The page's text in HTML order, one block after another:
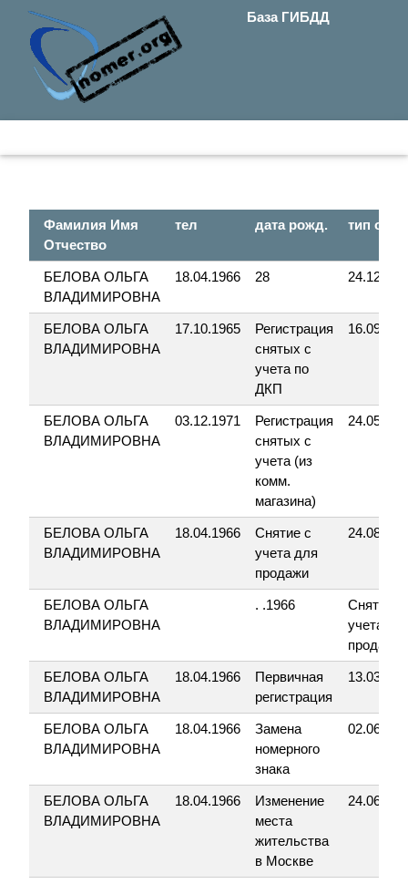
База ГИБДД
Фамилия Имя
Отчество
тел дата рожд. тип
БЕЛОВА ОЛЬГА
ВЛАДИМИРОВНА
18.04.1966 28
БЕЛОВА ОЛЬГА
ВЛАДИМИРОВНА
17.10.1965
Регистрация
снятых с
учета по
ДКП
БЕЛОВА ОЛЬГА
ВЛАДИМИРОВНА
03.12.1971
Регистрация
снятых с
учета (из
комм.
магазина)
БЕЛОВА ОЛЬГА
ВЛАДИМИРОВНА
18.04.1966
Снятие с
учета для
продажи
БЕЛОВА ОЛЬГА
ВЛАДИМИРОВНА
. .1966
Снятие с
учета
продажи
БЕЛОВА ОЛЬГА
ВЛАДИМИРОВНА
18.04.1966
Первичная
регистрация
БЕЛОВА ОЛЬГА
ВЛАДИМИРОВНА
18.04.1966
Замена
номерного
знака
БЕЛОВА ОЛЬГА
ВЛАДИМИРОВНА
18.04.1966
Изменение
места
жительства
в Москве